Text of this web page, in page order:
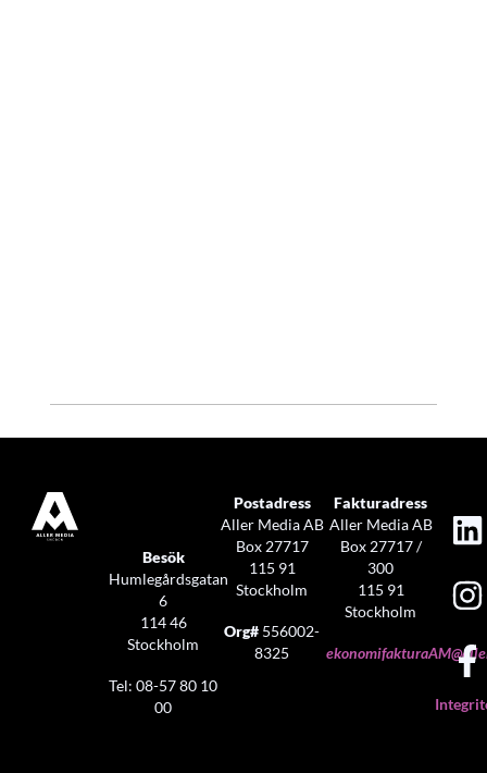
Besök
Humlegårdsgatan
6
114 46
Stockholm
Tel: 08-57 80 10
00
Postadress
Aller Media AB
Box 27717
115 91
Stockholm
Org# 556002-
8325
Fakturadress
Aller Media AB
Box 27717 /
300
115 91
Stockholm